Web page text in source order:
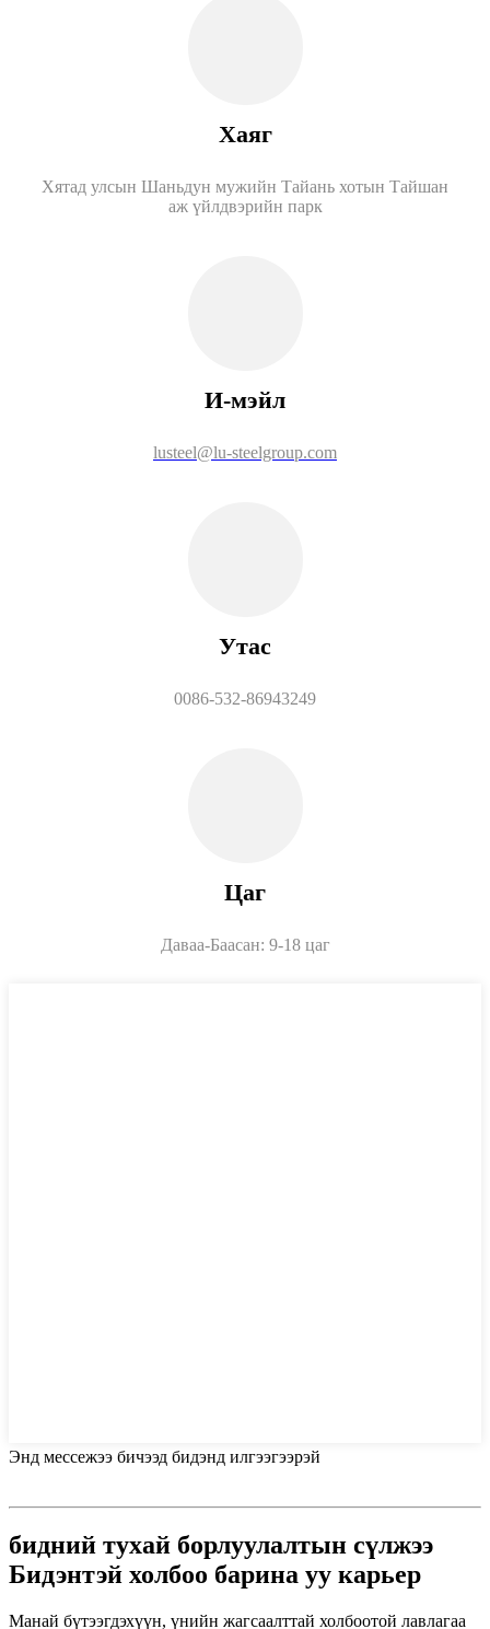
Хаяг
Хятад улсын Шаньдун мужийн Тайань хотын Тайшан
аж үйлдвэрийн парк
И-мэйл
lusteel@lu-steelgroup.com
Утас
0086-532-86943249
Цаг
Даваа-Баасан: 9-18 цаг
Энд мессежээ бичээд бидэнд илгээгээрэй
бидний тухай борлуулалтын сүлжээ
Бидэнтэй холбоо барина уу карьер
Манай бүтээгдэхүүн, үнийн жагсаалттай холбоотой лавлагаа